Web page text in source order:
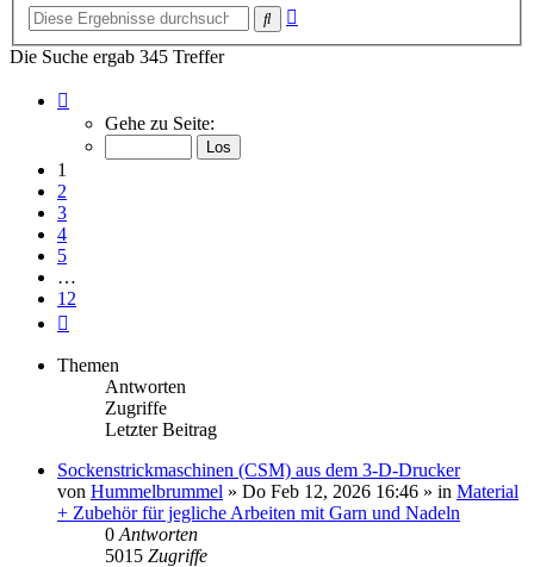
Suche
Die Suche ergab 345 Treffer
von
Gehe zu Seite:
1
2
3
4
5
…
12
Themen
Antworten
Zugriffe
Letzter Beitrag
Sockenstrickmaschinen (CSM) aus dem 3-D-Drucker
von Hummelbrummel » Do Feb 12, 2026 16:46 » in Material
+ Zubehör für jegliche Arbeiten mit Garn und Nadeln
0 Antworten
5015 Zugriffe